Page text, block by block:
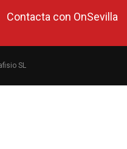
Contacta con OnSevilla
SL